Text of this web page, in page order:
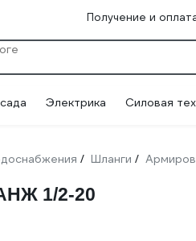
Получение и
Электрика Силовая
/ Шланги /
1/2-20